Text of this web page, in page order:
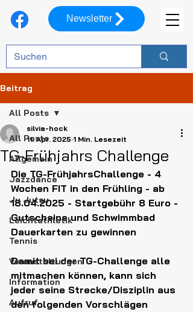
Newsletter
Beitrag
All Posts
Allgemein
Jazzdance
Ju Jutsu
Leichtathletik
Tennis
Veranstaltungen
Information
Aufruf
All Posts
TG-Frühjahrs Challenge
silvia-hock
11. Apr. 2025 1 Min. Lesezeit
Die TG-FrühjahrsChallenge - 4
Wochen FIT in den Frühling - ab
18.04.2025 - Startgebühr 8 Euro -
Gutscheine und Schwimmbad
Dauerkarten zu gewinnen
Damit bei der TG-Challenge alle
mitmachen können, kann sich
jeder seine Strecke/Disziplin aus
den folgenden Vorschlägen